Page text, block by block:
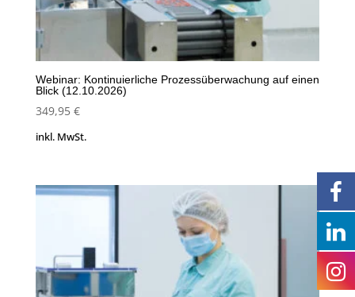
Webinar: Kontinuierliche Prozessüberwachung auf einen
Blick (12.10.2026)
349,95 €
inkl. MwSt.